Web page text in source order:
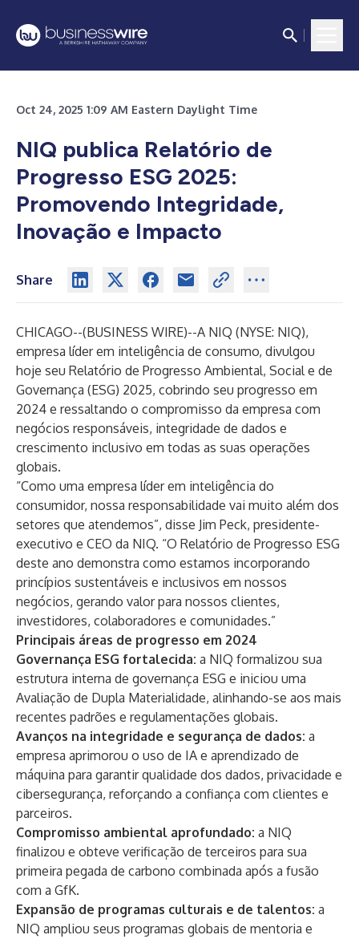
Oct 24, 2025 1:09 AM Eastern Daylight Time
NIQ publica Relatório de
Progresso ESG 2025:
Promovendo Integridade,
Inovação e Impacto
Share
CHICAGO--(BUSINESS WIRE)--A NIQ (NYSE: NIQ),
empresa líder em inteligência de consumo, divulgou
hoje seu Relatório de Progresso Ambiental, Social e de
Governança (ESG) 2025, cobrindo seu progresso em
2024 e ressaltando o compromisso da empresa com
negócios responsáveis, integridade de dados e
crescimento inclusivo em todas as suas operações
globais.
“Como uma empresa líder em inteligência do
consumidor, nossa responsabilidade vai muito além dos
setores que atendemos”, disse Jim Peck, presidente-
executivo e CEO da NIQ. “O Relatório de Progresso ESG
deste ano demonstra como estamos incorporando
princípios sustentáveis e inclusivos em nossos
negócios, gerando valor para nossos clientes,
investidores, colaboradores e comunidades.”
Principais áreas de progresso em 2024
Governança ESG fortalecida: a NIQ formalizou sua
estrutura interna de governança ESG e iniciou uma
Avaliação de Dupla Materialidade, alinhando-se aos mais
recentes padrões e regulamentações globais.
Avanços na integridade e segurança de dados: a
empresa aprimorou o uso de IA e aprendizado de
máquina para garantir qualidade dos dados, privacidade e
cibersegurança, reforçando a confiança com clientes e
parceiros.
Compromisso ambiental aprofundado: a NIQ
finalizou e obteve verificação de terceiros para sua
primeira pegada de carbono combinada após a fusão
com a GfK.
Expansão de programas culturais e de talentos: a
NIQ ampliou seus programas globais de mentoria e